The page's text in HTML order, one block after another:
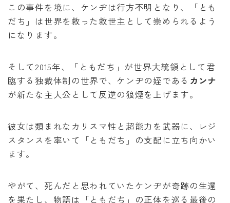
この事件を境に、ケンヂは行方不明となり、「とも
だち」は世界を救った救世主として崇められるよう
になります。
そして2015年、「ともだち」が世界大統領として君
臨する独裁体制の世界で、ケンヂの姪である カンナ
が新たな主人公として反逆の狼煙を上げます。
彼女は類まれなカリスマ性と超能力を武器に、レジ
スタンスを率いて「ともだち」の支配に立ち向かい
ます。
やがて、死んだと思われていたケンヂが奇跡の生還
を果たし、物語は「ともだち」の正体を巡る最後の